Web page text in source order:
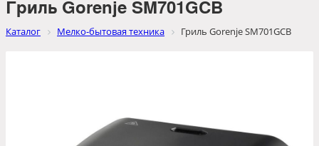
Гриль Gorenje SM701GCB
Каталог Мелко-бытовая техника Гриль Gorenje SM701GCB